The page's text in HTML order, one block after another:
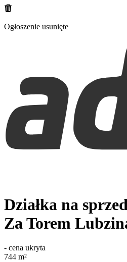
Ogłoszenie usunięte
Działka na
Za Torem
- cena ukryta
744 m²